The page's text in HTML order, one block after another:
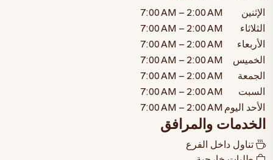
الإثنين
7:00 AM – 2:00 AM
الثلاثاء
7:00 AM – 2:00 AM
الأربعاء
7:00 AM – 2:00 AM
الخميس
7:00 AM – 2:00 AM
الجمعة
7:00 AM – 2:00 AM
السبت
7:00 AM – 2:00 AM
الأحد اليوم 7:00 AM – 2:00 AM
الخدمات والمرافق
تناول داخل الفرع